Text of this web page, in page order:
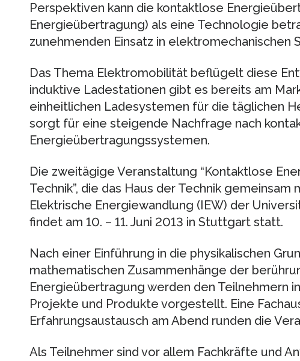
Perspektiven kann die kontaktlose
Energieübertragung) als eine Technologie
zunehmenden Einsatz in elektromechanischen
Das Thema Elektromobilität beflügelt diese
induktive Ladestationen gibt es bereits am
einheitlichen Ladesystemen für die täglichen
sorgt für eine steigende Nachfrage nach
Energieübertragungssystemen.
Die zweitägige Veranstaltung “Kontaktlose
Technik”, die das Haus der Technik
Elektrische Energiewandlung (IEW) der
findet am 10. – 11. Juni 2013 in Stuttgart statt.
Nach einer Einführung in die physikalischen
mathematischen Zusammenhänge der
Energieübertragung werden den Teilnehmern
Projekte und Produkte vorgestellt. Eine
Erfahrungsaustausch am Abend runden die
Als Teilnehmer sind vor allem Fachkräfte und